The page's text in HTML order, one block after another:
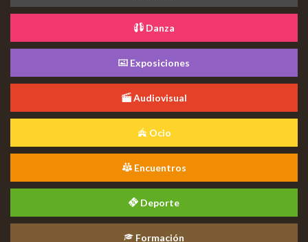
Danza
Exposiciones
Audiovisual
Ocio
Encuentros
Deporte
Formación